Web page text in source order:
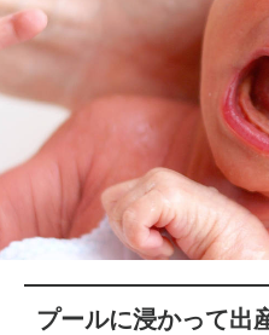
プールに浸かって出